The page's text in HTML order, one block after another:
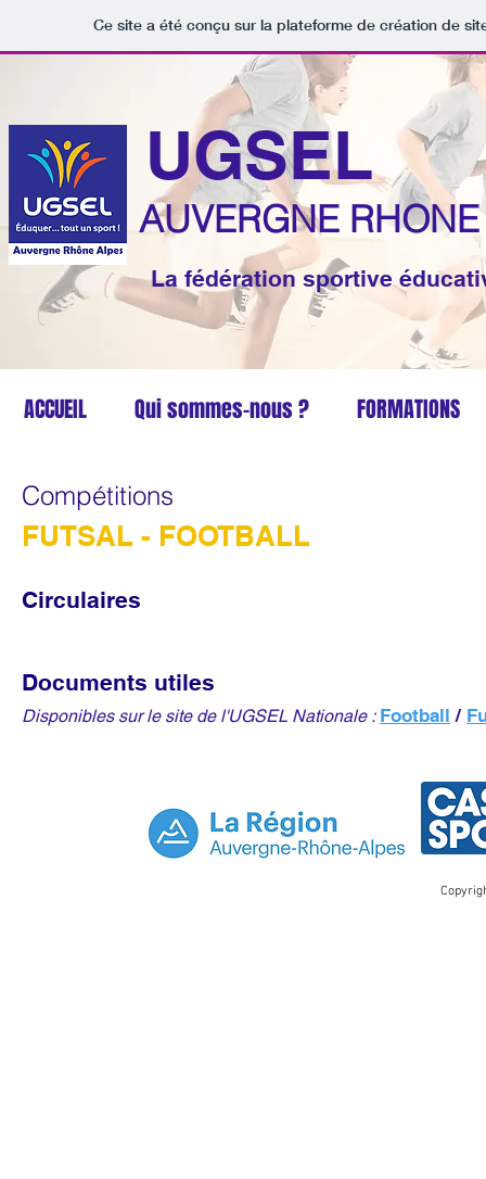
Ce site a été conçu sur la plateforme de création de
UGSEL
AUVERGNE
La fédération sportive
ACCUEIL Qui sommes-nous ? FORMATIONS
Compétitions
FUTSAL - FOOTBALL
Circulaires
Documents utiles
Disponibles sur le site de l'UGSEL Nationale : Football /